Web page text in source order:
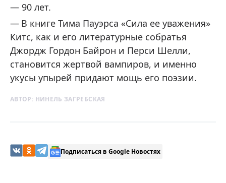
— 90 лет.
В книге Тима Пауэрса «Сила ее уважения»
Китс, как и его литературные собратья
Джордж Гордон Байрон и Перси Шелли,
становится жертвой вампиров, и именно
укусы упырей придают мощь его поэзии.
АВТОР: НИНЕЛЬ ЗАГРЕБСКАЯ
Подписаться в Google Новостях